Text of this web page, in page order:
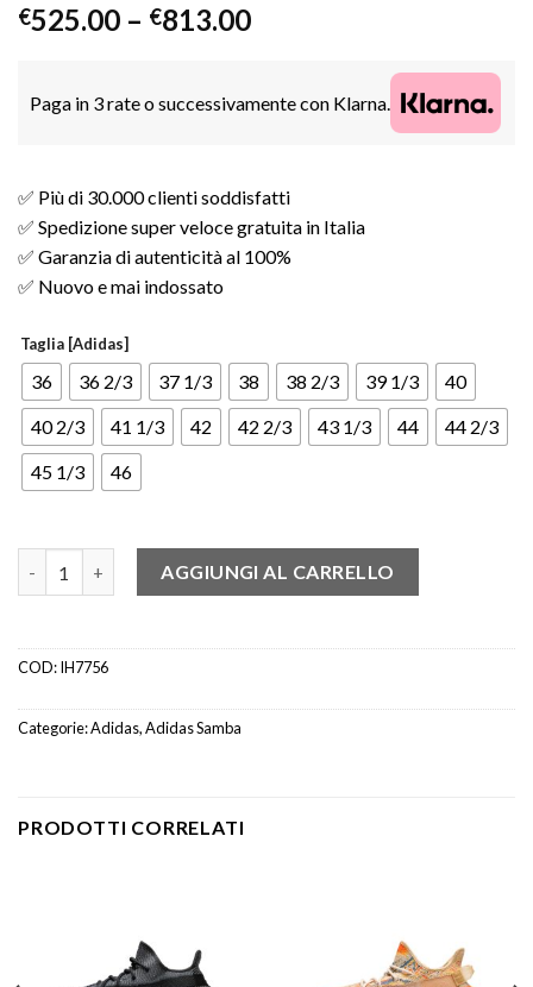
€525.00 – €813.00
Paga in 3 rate o successivamente con Klarna.
✅ Più di 30.000 clienti soddisfatti
✅ Spedizione super veloce gratuita in Italia
✅ Garanzia di autenticità al 100%
✅ Nuovo e mai indossato
Taglia [Adidas]
36 36 2/3 37 1/3 38 38 2/3 39 1/3
40
40 2/3
41 1/3 42 42 2/3 43 1/3 44
44 2/3
45 1/3
46
AGGIUNGI AL CARRELLO
COD:IH7756
Categorie:Adidas,Adidas Samba
PRODOTTI CORRELATI